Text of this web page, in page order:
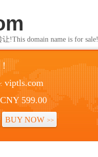
!This domain name is for sale!
viptls.com
CNY 599.00
BUY NOW >>